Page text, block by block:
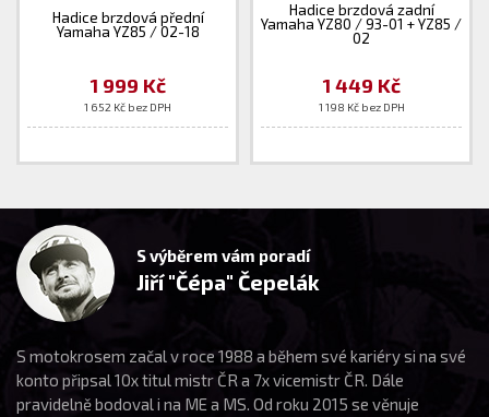
Hadice brzdová přední
Yamaha YZ85 / 02-18
1 999 Kč
1 652 Kč bez DPH
Hadice brzdová zadní
Yamaha YZ80 / 93-01 + YZ85 /
02
1 449 Kč
1 198 Kč bez DPH
S výběrem vám poradí
Jiří "Čépa" Čepelák
S motokrosem začal v roce 1988 a během své kariéry si na své
konto připsal 10x titul mistr ČR a 7x vicemistr ČR. Dále
pravidelně bodoval i na ME a MS. Od roku 2015 se věnuje